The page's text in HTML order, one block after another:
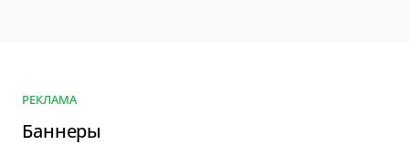
РЕКЛАМА
Баннеры